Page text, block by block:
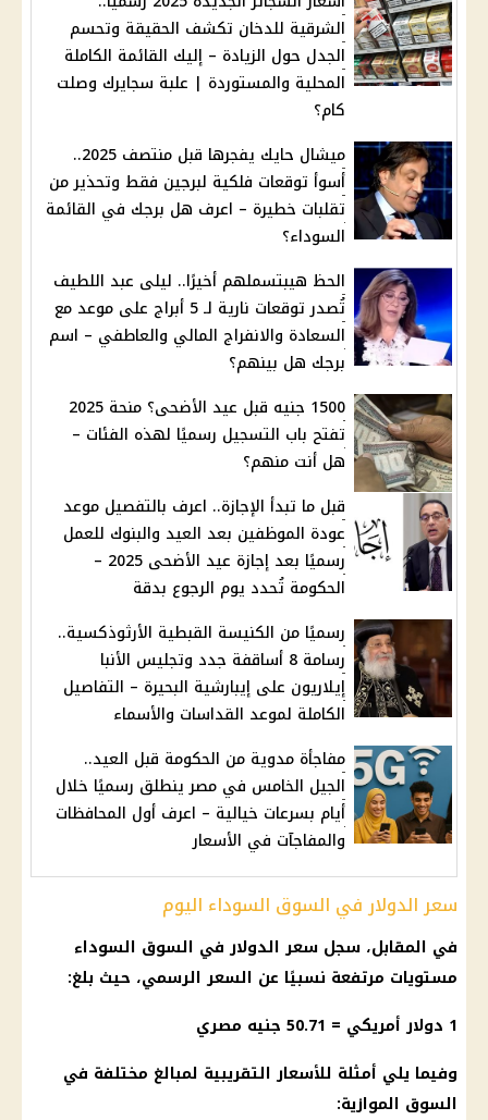
الشرقية للدخان تكشف الحقيقة وتحسم
الجدل حول الزيادة – إليك القائمة الكاملة
المحلية والمستوردة | علبة سجايرك وصلت
كام؟
ميشال حايك يفجرها قبل منتصف 2025..
أسوأ توقعات فلكية لبرجين فقط وتحذير من
تقلبات خطيرة – اعرف هل برجك في القائمة
السوداء؟
الحظ هيبتسملهم أخيرًا.. ليلى عبد اللطيف
تُصدر توقعات نارية لـ 5 أبراج على موعد مع
السعادة والانفراج المالي والعاطفي – اسم
برجك هل بينهم؟
1500 جنيه قبل عيد الأضحى؟ منحة 2025
تفتح باب التسجيل رسميًا لهذه الفئات –
هل أنت منهم؟
قبل ما تبدأ الإجازة.. اعرف بالتفصيل موعد
عودة الموظفين بعد العيد والبنوك للعمل
رسميًا بعد إجازة عيد الأضحى 2025 –
الحكومة تُحدد يوم الرجوع بدقة
رسميًا من الكنيسة القبطية الأرثوذكسية..
رسامة 8 أساقفة جدد وتجليس الأنبا
إيلاريون على إيبارشية البحيرة – التفاصيل
الكاملة لموعد القداسات والأسماء
مفاجأة مدوية من الحكومة قبل العيد..
الجيل الخامس في مصر ينطلق رسميًا خلال
أيام بسرعات خيالية – اعرف أول المحافظات
والمفاجآت في الأسعار
سعر الدولار في السوق السوداء اليوم
في المقابل، سجل سعر الدولار في السوق السوداء
مستويات مرتفعة نسبيًا عن السعر الرسمي، حيث بلغ:
1 دولار أمريكي = 50.71 جنيه مصري
وفيما يلي أمثلة للأسعار التقريبية لمبالغ مختلفة في
السوق الموازية: